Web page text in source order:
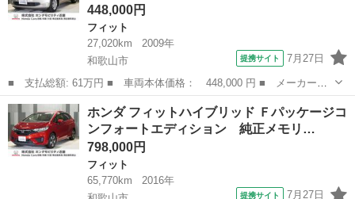
448,000円
フィット
27,020km
2009年
和歌山市
提携サイト 7月27日
■ 支払総額: 61万円 ■ 車両本体価格： 448,000 円 ■ メーカー
名： ホンダ ■ 車種名： フィット ■ グレード名： Ｇスマート
スタイルエディション ＨＤＤインターナビ オートエアコン Ｃ
Ｄ ＤＶＤ ＥＴＣ...
和歌山 和歌山市 フィット
ホンダ フィットハイブリッド Ｆパッケージコ
ンフォートエディション 純正メモリ…
798,000円
フィット
65,770km
2016年
提携サイト 7月27日